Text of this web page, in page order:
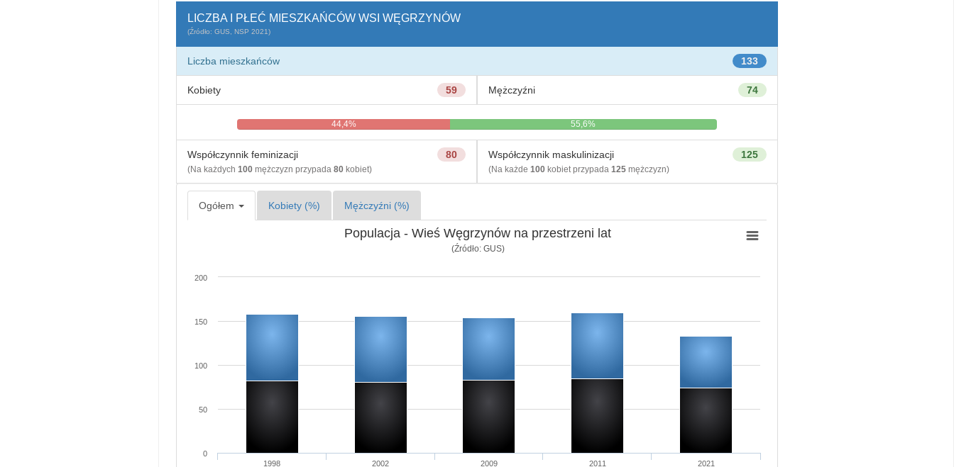
LICZBA I PŁEĆ MIESZKAŃCÓW WSI WĘGRZYNÓW
(Źródło: GUS, NSP 2021)
133
Liczba mieszkańców
59
Kobiety 74
Mężczyźni
44,4% 55,6%
80
Współczynnik feminizacji
(Na każdych 100mężczyzn przypada 80kobiet)
125
Współczynnik maskulinizacji
(Na każde 100kobiet przypada 125mężczyzn)
Ogółem Kobiety (%) Mężczyźni (%)
Populacja - Wieś Węgrzynów na przestrzeni lat
(Źródło: GUS)
1998 2002 2009 2011 2021
0
50
100
150
200